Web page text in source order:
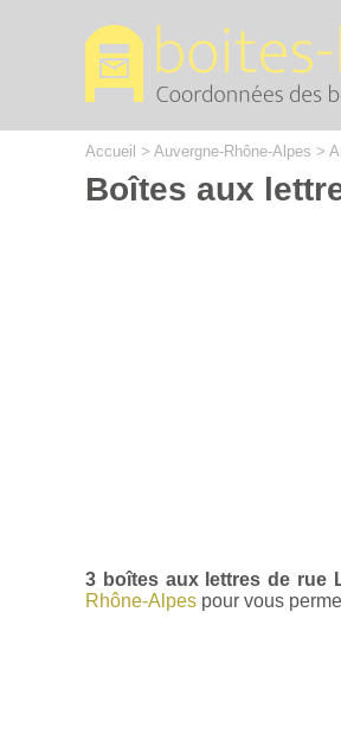
Accueil > Auvergne-Rhône-Alpes >
Boîtes aux
3 boîtes aux lettres de rue
Rhône-Alpes pour vous